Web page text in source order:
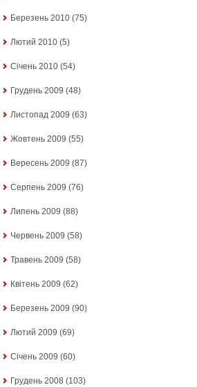
Березень 2010 (75)
Лютий 2010 (5)
Січень 2010 (54)
Грудень 2009 (48)
Листопад 2009 (63)
Жовтень 2009 (55)
Вересень 2009 (87)
Серпень 2009 (76)
Липень 2009 (88)
Червень 2009 (58)
Травень 2009 (58)
Квітень 2009 (62)
Березень 2009 (90)
Лютий 2009 (69)
Січень 2009 (60)
Грудень 2008 (103)